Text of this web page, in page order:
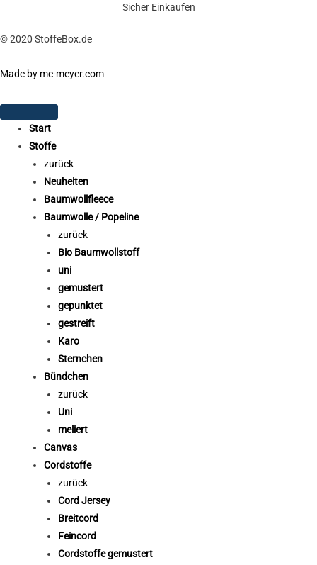
Sicher Einkaufen
© 2020 StoffeBox.de
Made by mc-meyer.com
Start
Stoffe
zurück
Neuheiten
Baumwollfleece
Baumwolle / Popeline
zurück
Bio Baumwollstoff
uni
gemustert
gepunktet
gestreift
Karo
Sternchen
Bündchen
zurück
Uni
meliert
Canvas
Cordstoffe
zurück
Cord Jersey
Breitcord
Feincord
Cordstoffe gemustert